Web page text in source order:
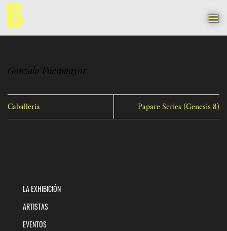
Saltar
contenido
Gonzalo Fuenmayor
Caballería Papare Series (Genesis 8)
LA EXHIBICIÓN
ARTISTAS
EVENTOS